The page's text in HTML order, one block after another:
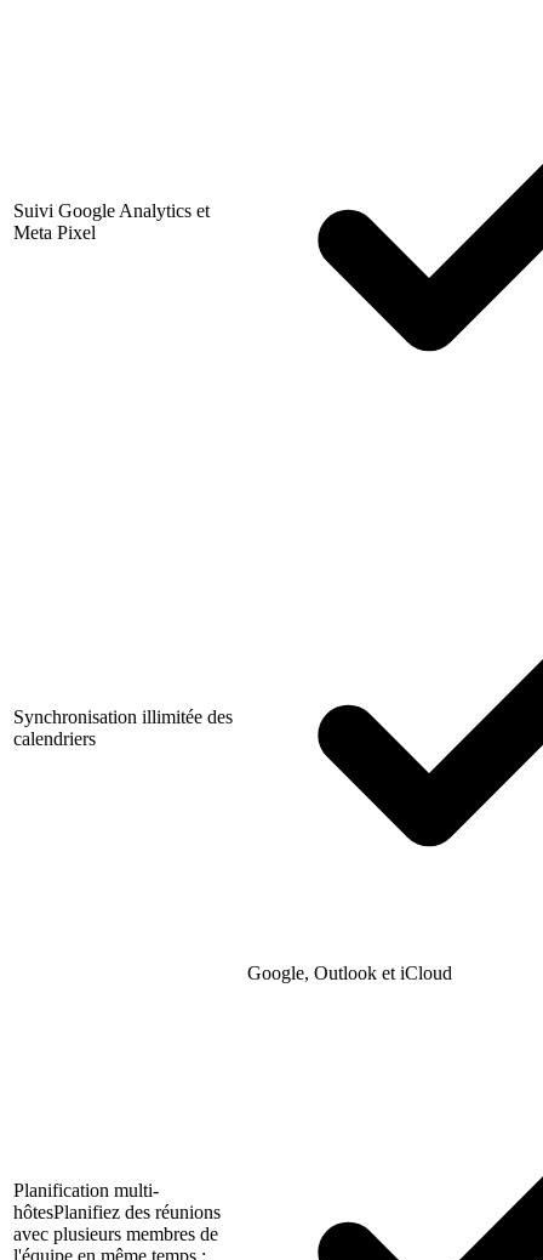
Suivi Google Analytics et
Meta Pixel
Synchronisation illimitée des
calendriers
Google, Outlook et iCloud
Planification multi-
hôtesPlanifiez des réunions
avec plusieurs membres de